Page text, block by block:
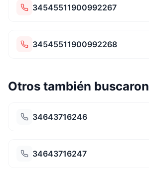
34545511900992267
34545511900992268
Otros también buscaron
34643716246
34643716247